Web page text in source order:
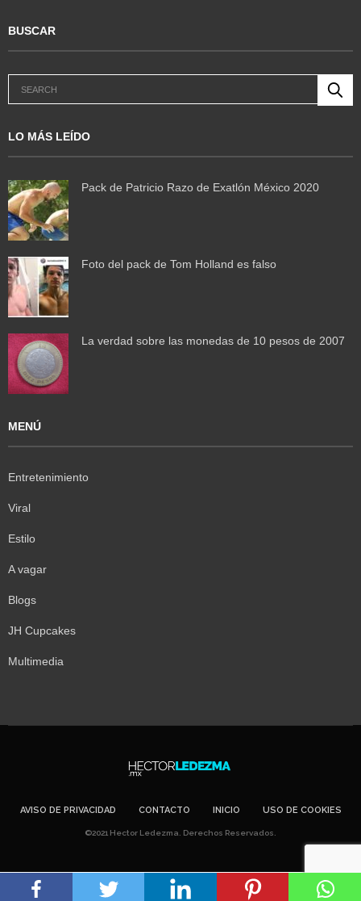
BUSCAR
LO MÁS LEÍDO
Pack de Patricio Razo de Exatlón México 2020
Foto del pack de Tom Holland es falso
La verdad sobre las monedas de 10 pesos de 2007
MENÚ
Entretenimiento
Viral
Estilo
A vagar
Blogs
JH Cupcakes
Multimedia
AVISO DE PRIVACIDAD CONTACTO INICIO USO DE COOKIES
©2021 Hector Ledezma. Derechos Reservados.